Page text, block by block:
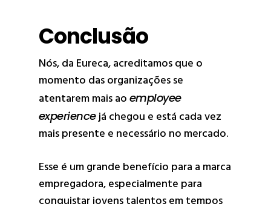
Conclusão
Nós, da Eureca, acreditamos que o
momento das organizações se
atentarem mais ao employee
experiencejá chegou e está cada vez
mais presente e necessário no mercado.
Esse é um grande benefício para a marca
empregadora, especialmente para